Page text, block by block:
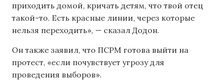
приходить домой, кричать детям, что твой отец
такой-то. Есть красные линии, через которые
нельзя переходить», — сказал Додон.
Он также заявил, что ПСРМ готова выйти на
протест, «если почувствует угрозу для
проведения выборов».